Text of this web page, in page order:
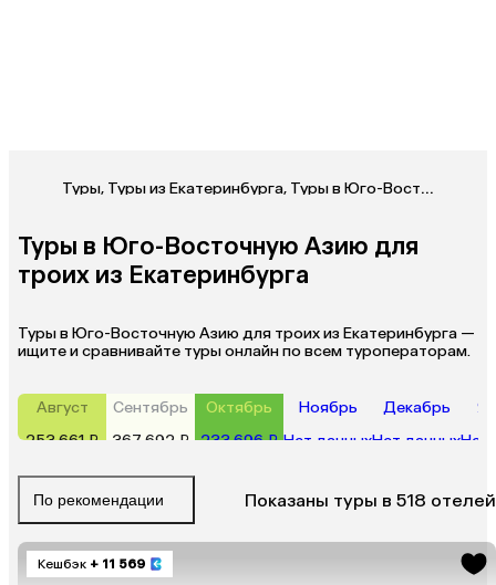
Туры, Туры из Екатеринбурга, Туры в Юго-Восточную Азию из Екатеринбурга
Туры в Юго-Восточную Азию для
троих из Екатеринбурга
Туры в Юго-Восточную Азию для троих из Екатеринбурга —
ищите и сравнивайте туры онлайн по всем туроператорам.
Август
253 661 ₽
Сентябрь
367 692 ₽
Октябрь
233 696 ₽
Ноябрь
Нет данных
Декабрь
Нет данныхНет
По рекомендации Показаны туры в 518 отелей
Кешбэк + 11 569